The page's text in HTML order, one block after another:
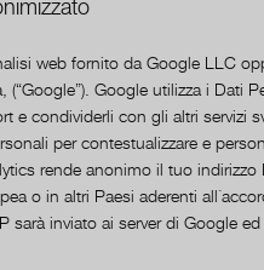
web fornito da Google LLC
Google utilizza i Dati
e condividerli con gli altri servizi
per contestualizzare e
rende anonimo il tuo
o in altri Paesi aderenti
sarà inviato ai server di Google